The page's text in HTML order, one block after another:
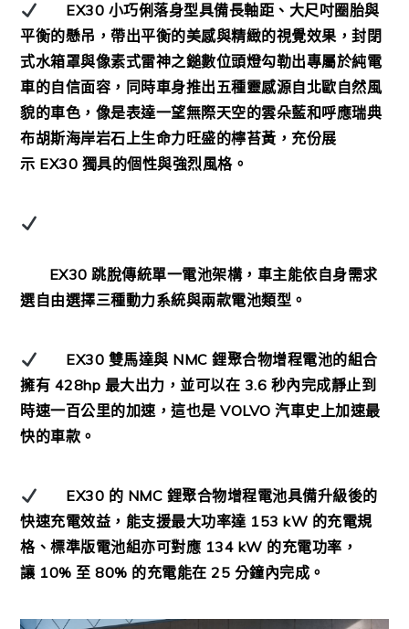
EX30 小巧俐落身型具備長軸距、大尺吋圈胎與
平衡的懸吊，帶出平衡的美感與精緻的視覺效果，封閉
式水箱罩與像素式雷神之鎚數位頭燈勾勒出專屬於純電
車的自信面容，同時車身推出五種靈感源自北歐自然風
貌的車色，像是表達一望無際天空的雲朵藍和呼應瑞典
布胡斯海岸岩石上生命力旺盛的檸苔黃，充份展
示 EX30 獨具的個性與強烈風格。
EX30跳脫傳統單一電池架構，車主能依自身需求
選自由選擇三種動力系統與兩款電池類型。
EX30 雙馬達與 NMC鋰聚合物增程電池的組合
擁有 428hp 最大出力，並可以在 3.6 秒內完成靜止到
時速一百公里的加速，這也是VOLVO汽車史上加速最
快的車款。
EX30 的 NMC 鋰聚合物增程電池具備升級後的
快速充電效益，能支援最大功率達153 kW 的充電規
格、標準版電池組亦可對應 134 kW 的充電功率，
讓 10% 至 80% 的充電能在 25 分鐘內完成。